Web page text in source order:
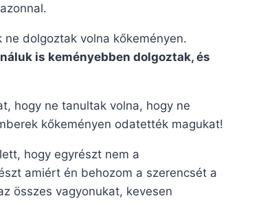
dolgoztak volna kőkeményen.
is keményebben dolgoztak, és
hogy ne tanultak volna, hogy ne
kőkeményen odatették magukat!
hogy egyrészt nem a
amiért én behozom a szerencsét a
összes vagyonukat, kevesen